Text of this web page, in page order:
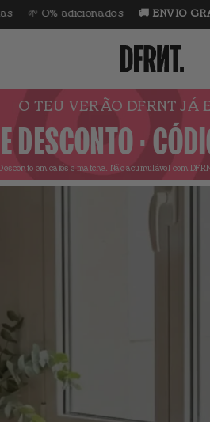
adicionados 🚚 ENVIO GRÁTIS
O TEU VERÃO DFRNT JÁ
DESCONTO ·
em cafés e matcha. Não acumulável com